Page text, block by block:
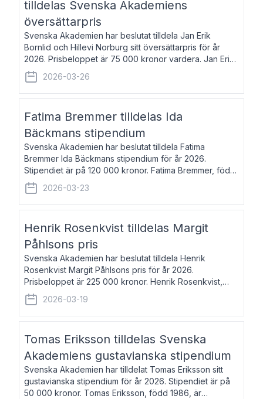
tilldelas Svenska Akademiens
översättarpris
Svenska Akademien har beslutat tilldela Jan Erik
Bornlid och Hillevi Norburg sitt översättarpris för år
2026. Prisbeloppet är 75 000 kronor vardera. Jan Erik
Bornlid, född 1947, är översättare från tyska. Han är
främst känd för sina översät
2026-03-26
Fatima Bremmer tilldelas Ida
Bäckmans stipendium
Svenska Akademien har beslutat tilldela Fatima
Bremmer Ida Bäckmans stipendium för år 2026.
Stipendiet är på 120 000 kronor. Fatima Bremmer, född
1977, är journalist och författare. Hon utkom i fjol med
boken Ligan. Klarakvarterens blodsyst
2026-03-23
Henrik Rosenkvist tilldelas Margit
Påhlsons pris
Svenska Akademien har beslutat tilldela Henrik
Rosenkvist Margit Påhlsons pris för år 2026.
Prisbeloppet är 225 000 kronor. Henrik Rosenkvist,
född 1965, är professor i nordiska språk vid Göteborgs
universitet. Han disputerade 2004 på avhan
2026-03-19
Tomas Eriksson tilldelas Svenska
Akademiens gustavianska stipendium
Svenska Akademien har tilldelat Tomas Eriksson sitt
gustavianska stipendium för år 2026. Stipendiet är på
50 000 kronor. Tomas Eriksson, född 1986, är